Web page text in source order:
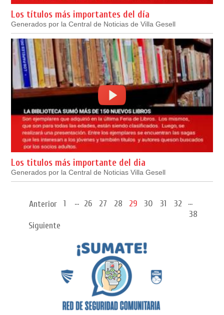
Los títulos más importantes del día
Generados por la Central de Noticias de Villa Gesell
Los titulos más importante del dia
Generados por la Central de Noticias Villa Gesell
Anterior 1 ... 26 27 28 29 30 31 32
...
38
Siguiente